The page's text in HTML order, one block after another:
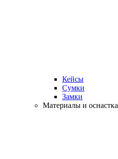
Кейсы
Сумки
Замки
Материалы и оснастка